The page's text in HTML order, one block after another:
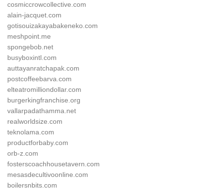
cosmiccrowcollective.com
alain-jacquet.com
gotisouizakayabakeneko.com
meshpoint.me
spongebob.net
busyboxintl.com
auttayanratchapak.com
postcoffeebarva.com
elteatromilliondollar.com
burgerkingfranchise.org
vallarpadathamma.net
realworldsize.com
teknolama.com
productforbaby.com
orb-z.com
fosterscoachhousetavern.com
mesasdecultivoonline.com
boilersnbits.com